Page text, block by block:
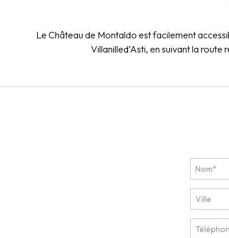
Le Château de Montaldo est facilement
Villanilled’Asti, en suivant la